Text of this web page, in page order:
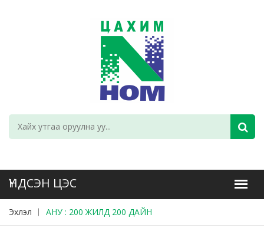
Эхлэл АНУ : 200 ЖИЛД 200 ДАЙН